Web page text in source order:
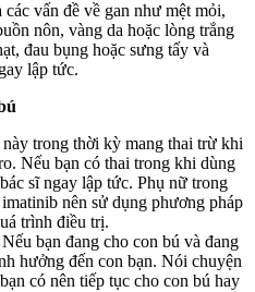
vấn đề về gan như mệt mỏi,
nôn, vàng da hoặc lòng trắng
đau bụng hoặc sưng tấy và
lập tức.
trong thời kỳ mang thai trừ khi
Nếu bạn có thai trong khi dùng
sĩ ngay lập tức. Phụ nữ trong
nên sử dụng phương pháp
trình điều trị.
bạn đang cho con bú và đang
hưởng đến con bạn. Nói chuyện
có nên tiếp tục cho con bú hay